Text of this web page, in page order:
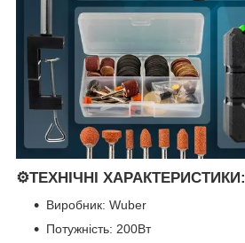
⚙️ТЕХНІЧНІ ХАРАКТЕРИСТИКИ:
Виробник: Wuber
Потужність: 200Вт